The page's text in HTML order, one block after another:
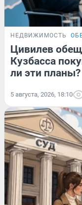
НЕДВИЖИМОСТЬ
Цивилев
Кузбасса
ли эти планы?
5 августа, 2026, 18:10